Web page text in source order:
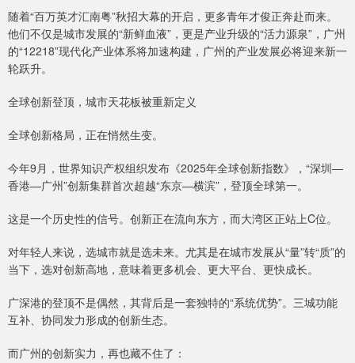
随着“百万英才汇南粤”秋招大幕的开启，更多青年才俊正奔赴而来。
他们不仅是城市发展的“新鲜血液”，更是产业升级的“活力源泉”，广州
的“12218”现代化产业体系将加速构建，广州的产业发展必将迎来新一
轮跃升。
全球创新登顶，城市天花板被重新定义
全球创新格局，正在悄然生变。
今年9月，世界知识产权组织发布《2025年全球创新指数》，“深圳—
香港—广州”创新集群首次超越“东京—横滨”，登顶全球第一。
这是一个历史性的信号。创新正在流向东方，而大湾区正站上C位。
对年轻人来说，选城市就是选未来。尤其是在城市发展从“量”转“质”的
当下，选对创新高地，意味着更多机会、更大平台、更快成长。
广深港的登顶不是偶然，其背后是一套独特的“系统优势”。三城功能
互补、协同发力形成的创新生态。
而广州的创新实力，再也藏不住了：